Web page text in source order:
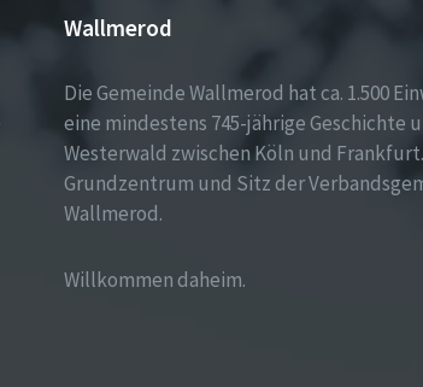
Wallmerod
Die Gemeinde Wallmerod hat ca. 1.500
eine mindestens 745-jährige Geschichte
Westerwald zwischen Köln und
Grundzentrum und Sitz der
Wallmerod.
Willkommen daheim.